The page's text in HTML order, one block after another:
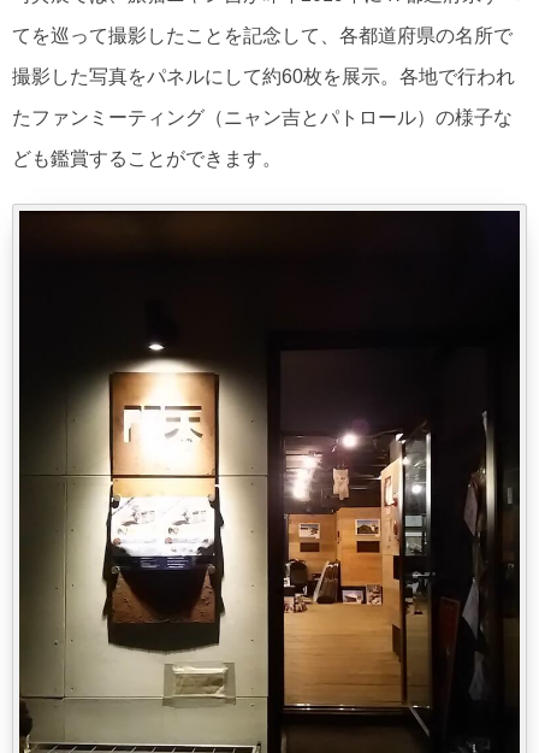
てを巡って撮影したことを記念して、各都道府県の名所で
撮影した写真をパネルにして約60枚を展示。各地で行われ
たファンミーティング（ニャン吉とパトロール）の様子な
ども鑑賞することができます。